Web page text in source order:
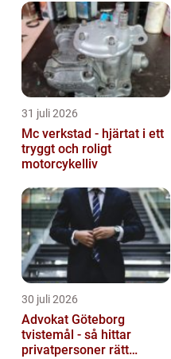
31 juli 2026
Mc verkstad - hjärtat i ett
tryggt och roligt
motorcykelliv
30 juli 2026
Advokat Göteborg
tvistemål - så hittar
privatpersoner rätt